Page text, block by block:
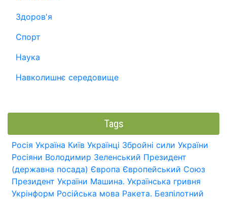
Здоров'я
Спорт
Наука
Навколишнє середовище
Tags
Росія Україна Київ Українці Збройні сили України
Росіяни Володимир Зеленський Президент
(державна посада) Європа Європейський Союз
Президент України Машина. Українська гривня
Укрінформ Російська мова Ракета. Безпілотний